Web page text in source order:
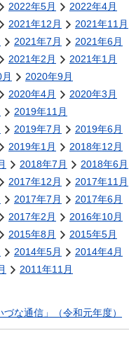
2022年5月
2022年4月
2021年12月
2021年11月
2021年7月
2021年6月
2021年2月
2021年1月
2020年9月
2020年4月
2020年3月
2019年11月
2019年7月
2019年6月
2019年1月
2018年12月
2018年7月
2018年6月
2017年12月
2017年11月
2017年7月
2017年6月
2017年2月
2016年10月
2015年8月
2015年5月
2014年5月
2014年4月
2011年11月
な通信」（令和元年度）